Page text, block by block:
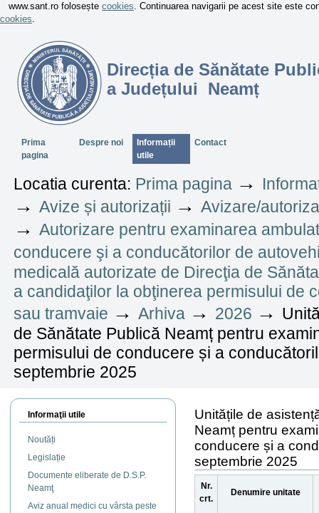
www.sant.ro folosește cookies. Continuarea navigarii pe acest site este
cookies.
Direcția de Sănătate
a Județului Neamț
SectiuniPrima
pagina
Despre noi
Informații
utile
Contact
Locatia curenta: Prima pagina →
→Avize și autorizații →Avizare/
→Autorizare pentru examinarea
conducere şi a conducătorilor de
medicală autorizate de Direcţia de
a candidaţilor la obţinerea permisului de
sau tramvaie →Arhiva → 2026 →
de Sănătate Publică Neamț pentru
permisului de conducere și a
septembrie 2025
Informaţii utile
Noutăți
Legislație
Documente eliberate de D.S.P.
Neamţ
Aviz anual medici cu vârsta peste
Unitățile de
Neamț pentru
conducere și a
septembrie 2025
Nr.
crt.
Denumire unitate